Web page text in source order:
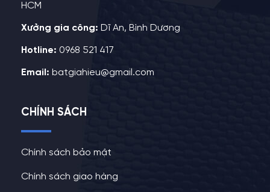
HCM
Xưởng gia công: Dĩ An, Bình Dương
Hotline: 0968 521 417
Email: batgiahieu@gmail.com
CHÍNH SÁCH
Chính sách bảo mật
Chính sách giao hàng